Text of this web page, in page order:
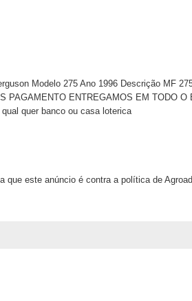
Modelo 275 Ano 1996 Descrição MF
PAGAMENTO ENTREGAMOS EM TODO
quer banco ou casa loterica
que este anúncio é contra a política de